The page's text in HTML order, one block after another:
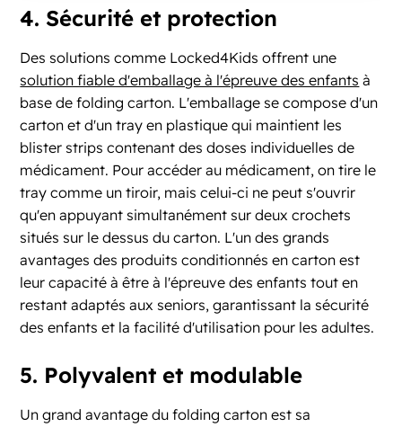
4. Sécurité et protection
Des solutions comme Locked4Kids offrent une
solution fiable d'emballage à l'épreuve des enfants à
base de folding carton. L'emballage se compose d'un
carton et d'un tray en plastique qui maintient les
blister strips contenant des doses individuelles de
médicament. Pour accéder au médicament, on tire le
tray comme un tiroir, mais celui-ci ne peut s'ouvrir
qu'en appuyant simultanément sur deux crochets
situés sur le dessus du carton. L'un des grands
avantages des produits conditionnés en carton est
leur capacité à être à l'épreuve des enfants tout en
restant adaptés aux seniors, garantissant la sécurité
des enfants et la facilité d'utilisation pour les adultes.
5. Polyvalent et modulable
Un grand avantage du folding carton est sa